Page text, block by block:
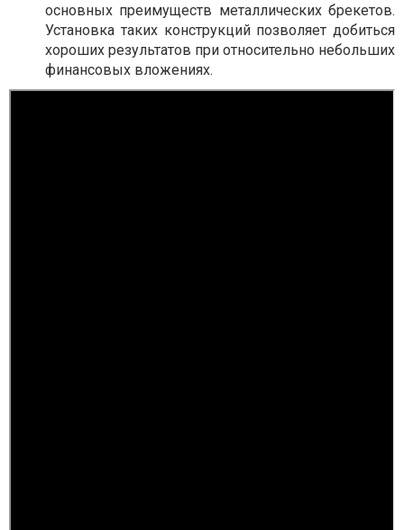
основных преимуществ металлических брекетов.
Установка таких конструкций позволяет добиться
хороших результатов при относительно небольших
финансовых вложениях.